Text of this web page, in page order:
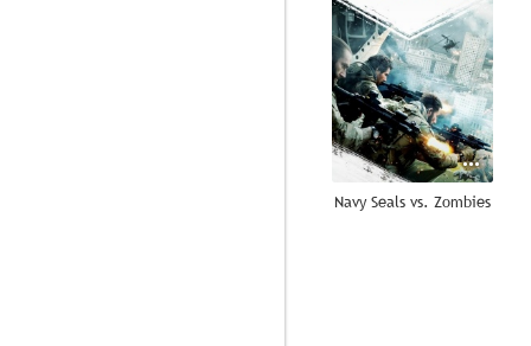
Navy Seals vs. Zombies